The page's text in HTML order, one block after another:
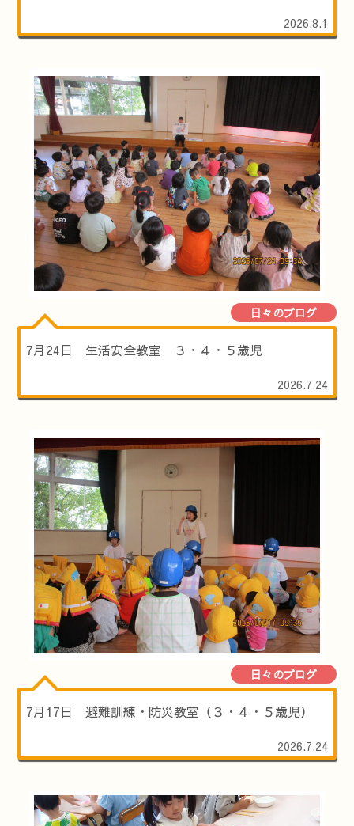
2026.8.1
日々のブログ
7月24日 生活安全教室 ３・４・５歳児
2026.7.24
日々のブログ
7月17日 避難訓練・防災教室（３・４・５歳児）
2026.7.24